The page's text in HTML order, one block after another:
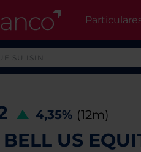
4,35% (12m)
US